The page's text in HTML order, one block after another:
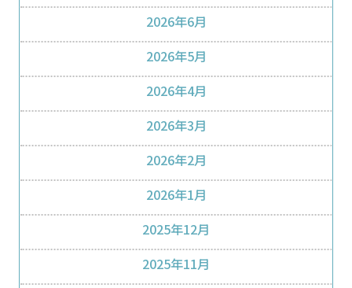
2026年6月
2026年5月
2026年4月
2026年3月
2026年2月
2026年1月
2025年12月
2025年11月